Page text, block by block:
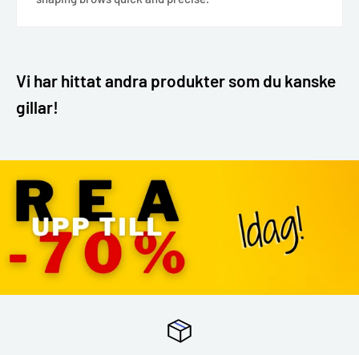
Vi har hittat andra produkter som du kanske
gillar!